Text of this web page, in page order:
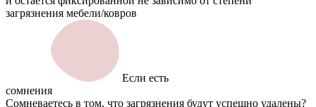
загрязнения мебели/ковров
Если есть
сомнения
Сомневаетесь в том, что загрязнения будут успешно удалены?